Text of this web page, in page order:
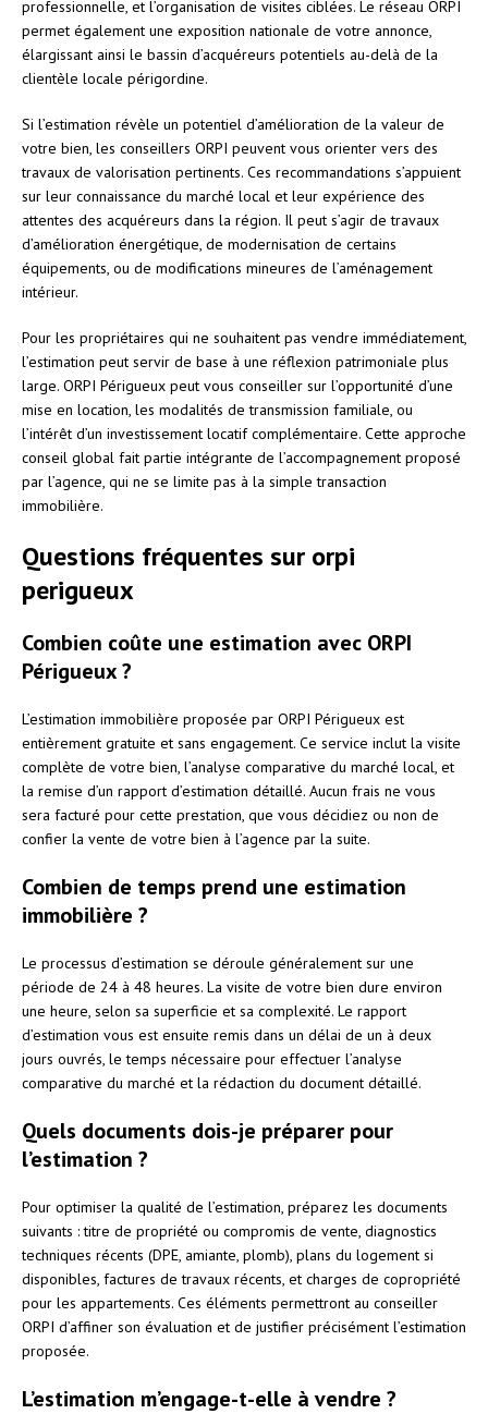
professionnelle, et l’organisation de visites ciblées. Le réseau ORPI
permet également une exposition nationale de votre annonce,
élargissant ainsi le bassin d’acquéreurs potentiels au-delà de la
clientèle locale périgordine.
Si l’estimation révèle un potentiel d’amélioration de la valeur de
votre bien, les conseillers ORPI peuvent vous orienter vers des
travaux de valorisation pertinents. Ces recommandations s’appuient
sur leur connaissance du marché local et leur expérience des
attentes des acquéreurs dans la région. Il peut s’agir de travaux
d’amélioration énergétique, de modernisation de certains
équipements, ou de modifications mineures de l’aménagement
intérieur.
Pour les propriétaires qui ne souhaitent pas vendre immédiatement,
l’estimation peut servir de base à une réflexion patrimoniale plus
large. ORPI Périgueux peut vous conseiller sur l’opportunité d’une
mise en location, les modalités de transmission familiale, ou
l’intérêt d’un investissement locatif complémentaire. Cette approche
conseil global fait partie intégrante de l’accompagnement proposé
par l’agence, qui ne se limite pas à la simple transaction
immobilière.
Questions fréquentes sur orpi
perigueux
Combien coûte une estimation avec ORPI
Périgueux ?
L’estimation immobilière proposée par ORPI Périgueux est
entièrement gratuite et sans engagement. Ce service inclut la visite
complète de votre bien, l’analyse comparative du marché local, et
la remise d’un rapport d’estimation détaillé. Aucun frais ne vous
sera facturé pour cette prestation, que vous décidiez ou non de
confier la vente de votre bien à l’agence par la suite.
Combien de temps prend une estimation
immobilière ?
Le processus d’estimation se déroule généralement sur une
période de 24 à 48 heures. La visite de votre bien dure environ
une heure, selon sa superficie et sa complexité. Le rapport
d’estimation vous est ensuite remis dans un délai de un à deux
jours ouvrés, le temps nécessaire pour effectuer l’analyse
comparative du marché et la rédaction du document détaillé.
Quels documents dois-je préparer pour
l’estimation ?
Pour optimiser la qualité de l’estimation, préparez les documents
suivants : titre de propriété ou compromis de vente, diagnostics
techniques récents (DPE, amiante, plomb), plans du logement si
disponibles, factures de travaux récents, et charges de copropriété
pour les appartements. Ces éléments permettront au conseiller
ORPI d’affiner son évaluation et de justifier précisément l’estimation
proposée.
L’estimation m’engage-t-elle à vendre ?